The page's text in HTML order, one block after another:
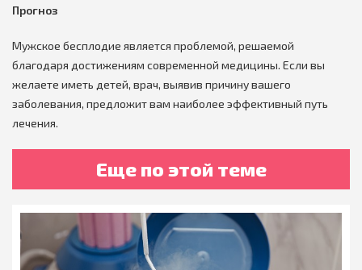
Прогноз
Мужское бесплодие является проблемой, решаемой
благодаря достижениям современной медицины. Если вы
желаете иметь детей, врач, выявив причину вашего
заболевания, предложит вам наиболее эффективный путь
лечения.
Еще по этой теме